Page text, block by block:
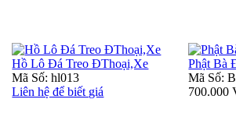
Hồ Lô Đá Treo ĐThoại,Xe
Mã Số: hl013
Liên hệ để biết giá
Phật Bà
Mã Số:
700.000